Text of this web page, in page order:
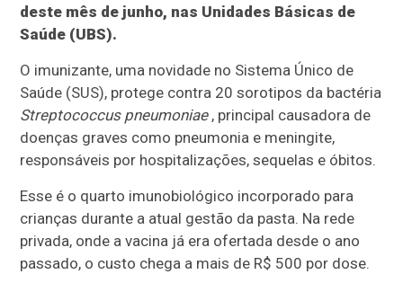
deste mês de junho, nas Unidades Básicas de
Saúde (UBS).
O imunizante, uma novidade no Sistema Único de
Saúde (SUS), protege contra 20 sorotipos da bactéria
Streptococcus pneumoniae, principal causadora de
doenças graves como pneumonia e meningite,
responsáveis por hospitalizações, sequelas e óbitos.
Esse é o quarto imunobiológico incorporado para
crianças durante a atual gestão da pasta. Na rede
privada, onde a vacina já era ofertada desde o ano
passado, o custo chega a mais de R$ 500 por dose.